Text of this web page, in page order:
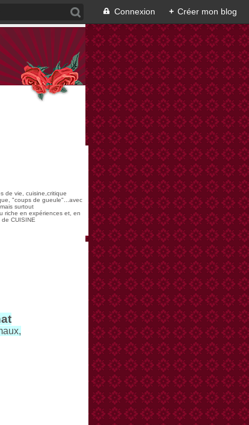
Connexion + Créer mon blog
de vie, cuisine,critique
"coups de gueule"...avec
surtout
riche en expériences et, en
CUISINE